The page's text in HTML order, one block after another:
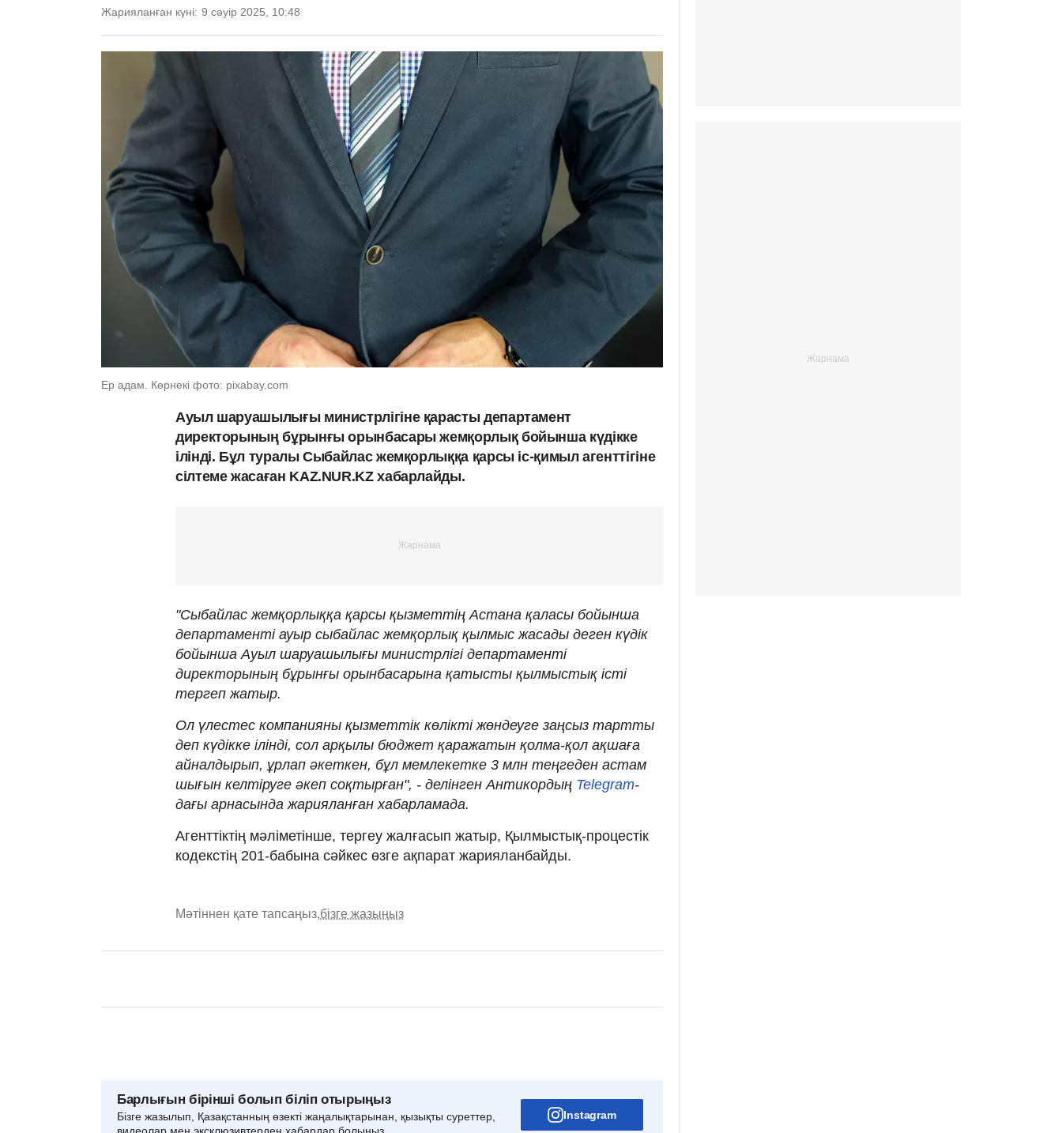
Жарияланған күні: 9 сәуір 2025, 10:48
Ер адам. Көрнекі фото: pixabay.com
Ауыл шаруашылығы министрлігіне қарасты департамент
директорының бұрынғы орынбасары жемқорлық бойынша күдікке
ілінді. Бұл туралы Сыбайлас жемқорлыққа қарсы іс-қимыл агенттігіне
сілтеме жасаған KAZ.NUR.KZ хабарлайды.
"Сыбайлас жемқорлыққа қарсы қызметтің Астана қаласы бойынша
департаменті ауыр сыбайлас жемқорлық қылмыс жасады деген күдік
бойынша Ауыл шаруашылығы министрлігі департаменті
директорының бұрынғы орынбасарына қатысты қылмыстық істі
тергеп жатыр.
Ол үлестес компанияны қызметтік көлікті жөндеуге заңсыз тартты
деп күдікке ілінді, сол арқылы бюджет қаражатын қолма-қол ақшаға
айналдырып, ұрлап әкеткен, бұл мемлекетке 3 млн теңгеден астам
шығын келтіруге әкеп соқтырған", - делінген Антикордың Telegram-
дағы арнасында жарияланған хабарламада.
Агенттіктің мәліметінше, тергеу жалғасып жатыр, Қылмыстық-процестік
кодекстің 201-бабына сәйкес өзге ақпарат жарияланбайды.
Мәтіннен қате тапсаңыз,бізге жазыңыз
Барлығын бірінші болып біліп отырыңыз
Бізге жазылып, Қазақстанның өзекті жаңалықтарынан, қызықты суреттер,
Instagram